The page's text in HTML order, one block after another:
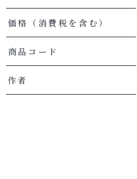
価格（消費税を含む）
商品コード
作者